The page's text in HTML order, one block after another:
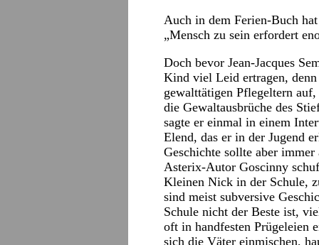
Auch in dem Ferien-Buch
„Mensch zu sein erfordert
Doch bevor Jean-Jacques
Kind viel Leid ertragen,
gewalttätigen Pflegeltern
die Gewaltausbrüche des
sagte er einmal in einem
Elend, das er in der Jugend
Geschichte sollte aber
Asterix-Autor Goscinny
Kleinen Nick in der Schule,
sind meist subversive
Schule nicht der Beste ist,
oft in handfesten Prügeleien
sich die Väter einmischen,